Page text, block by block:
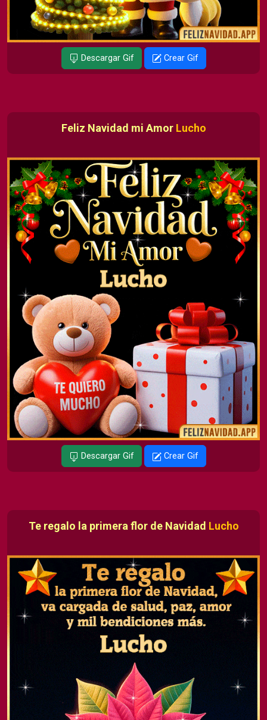
Descargar Gif Crear Gif
Feliz Navidad mi Amor Lucho
Descargar Gif Crear Gif
Te regalo la primera flor de Navidad Lucho